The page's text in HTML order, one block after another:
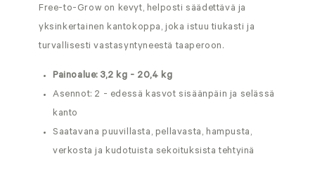
Free-to-Grow on kevyt, helposti säädettävä ja
yksinkertainen kantokoppa, joka istuu tiukasti ja
turvallisesti vastasyntyneestä taaperoon.
Painoalue: 3,2 kg - 20,4 kg
Asennot: 2 - edessä kasvot sisäänpäin ja selässä
kanto
Saatavana puuvillasta, pellavasta, hampusta,
verkosta ja kudotuista sekoituksista tehtyinä